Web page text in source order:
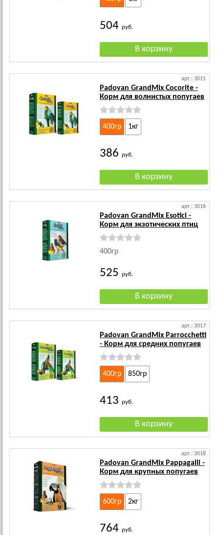
504 руб.
арт.: 3015
Padovan GrandMix Cocorite -
Корм для волнистых попугаев
400гр 1кг
386 руб.
арт.: 3016
Padovan GrandMix Esotici -
Корм для экзотических птиц
400гр
525 руб.
арт.: 3017
Padovan GrandMix Parrocchetti
- Корм для средних попугаев
400гр 850гр
413 руб.
арт.: 3018
Padovan GrandMix Pappagalli -
Корм для крупных попугаев
600гр 2кг
764 руб.